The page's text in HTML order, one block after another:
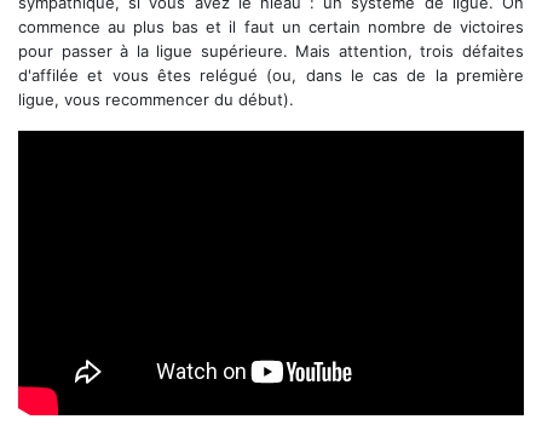
commence au plus bas et il faut un certain nombre de victoires
pour passer à la ligue supérieure. Mais attention, trois défaites
d'affilée et vous êtes relégué (ou, dans le cas de la première
ligue, vous recommencer du début).